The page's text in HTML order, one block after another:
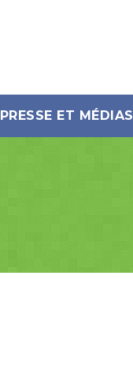
PRESSE ET MÉDIAS